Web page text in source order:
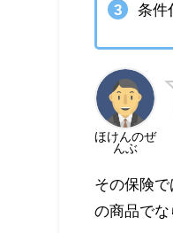
条件
ほけんのぜ
んぶ
その保険
の商品でな